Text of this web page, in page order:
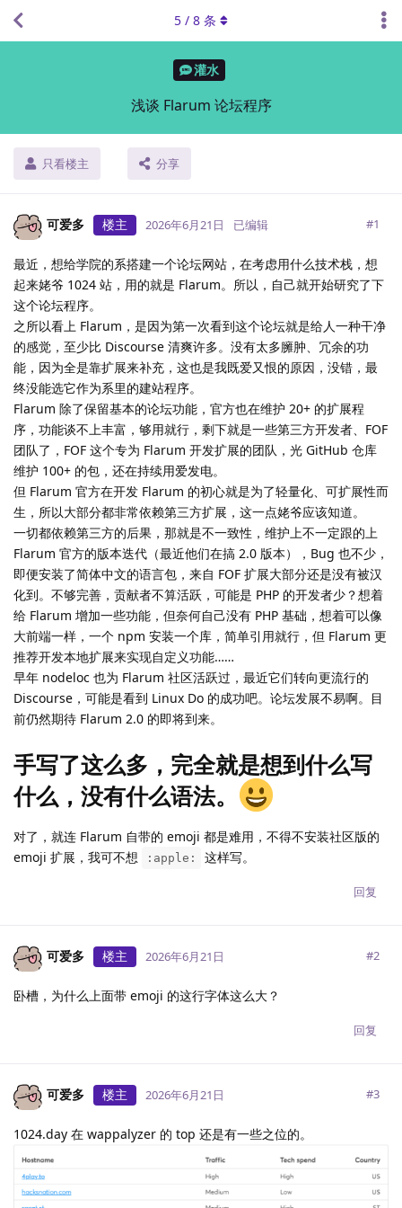
灌水
浅谈 Flarum 论坛程序
只看楼主 分享
5 / 8 条
可爱多 楼主 2026年6月21日 已编辑 #1
最近，想给学院的系搭建一个论坛网站，在考虑用什么技术栈，想
起来姥爷 1024 站，用的就是 Flarum。所以，自己就开始研究了下
这个论坛程序。
之所以看上 Flarum，是因为第一次看到这个论坛就是给人一种干净
的感觉，至少比 Discourse 清爽许多。没有太多臃肿、冗余的功
能，因为全是靠扩展来补充，这也是我既爱又恨的原因，没错，最
终没能选它作为系里的建站程序。
Flarum 除了保留基本的论坛功能，官方也在维护 20+ 的扩展程
序，功能谈不上丰富，够用就行，剩下就是一些第三方开发者、FOF
团队了，FOF 这个专为 Flarum 开发扩展的团队，光 GitHub 仓库
维护 100+ 的包，还在持续用爱发电。
但 Flarum 官方在开发 Flarum 的初心就是为了轻量化、可扩展性而
生，所以大部分都非常依赖第三方扩展，这一点姥爷应该知道。
一切都依赖第三方的后果，那就是不一致性，维护上不一定跟的上
Flarum 官方的版本迭代（最近他们在搞 2.0 版本），Bug 也不少，
即便安装了简体中文的语言包，来自 FOF 扩展大部分还是没有被汉
化到。不够完善，贡献者不算活跃，可能是 PHP 的开发者少？想着
给 Flarum 增加一些功能，但奈何自己没有 PHP 基础，想着可以像
大前端一样，一个 npm 安装一个库，简单引用就行，但 Flarum 更
推荐开发本地扩展来实现自定义功能……
早年 nodeloc 也为 Flarum 社区活跃过，最近它们转向更流行的
Discourse，可能是看到 Linux Do 的成功吧。论坛发展不易啊。目
前仍然期待 Flarum 2.0 的即将到来。
手写了这么多，完全就是想到什么写
什么，没有什么语法。
对了，就连 Flarum 自带的 emoji 都是难用，不得不安装社区版的
emoji 扩展，我可不想
:apple: 这样写。
回复
可爱多 楼主 2026年6月21日 #2
卧槽，为什么上面带 emoji 的这行字体这么大？
回复
可爱多 楼主 2026年6月21日 #3
1024.day 在 wappalyzer 的 top 还是有一些之位的。